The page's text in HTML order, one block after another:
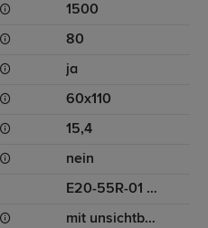
1500
80
ja
60x110
15,4
nein
E20-55R-01 5173
mit unsichtbarem Ausschnitt für Stoßstange